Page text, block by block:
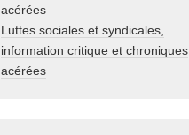
Luttes sociales et syndicales,
information critique et chroniques
acérées